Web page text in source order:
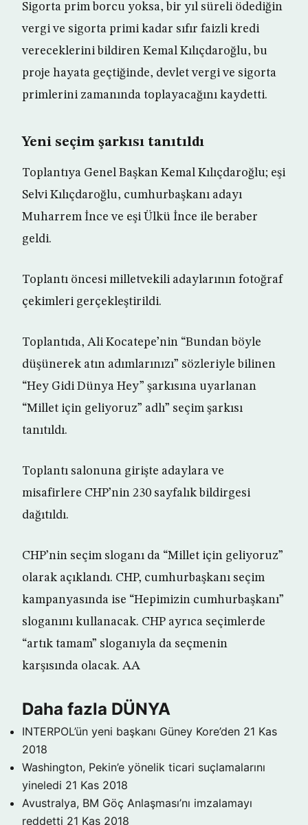
Sigorta prim borcu yoksa, bir yıl süreli ödediğin
vergi ve sigorta primi kadar sıfır faizli kredi
vereceklerini bildiren Kemal Kılıçdaroğlu, bu
proje hayata geçtiğinde, devlet vergi ve sigorta
primlerini zamanında toplayacağını kaydetti.
Yeni seçim şarkısı tanıtıldı
Toplantıya Genel Başkan Kemal Kılıçdaroğlu; eşi
Selvi Kılıçdaroğlu, cumhurbaşkanı adayı
Muharrem İnce ve eşi Ülkü İnce ile beraber
geldi.
Toplantı öncesi milletvekili adaylarının fotoğraf
çekimleri gerçekleştirildi.
Toplantıda, Ali Kocatepe’nin “Bundan böyle
düşünerek atın adımlarınızı” sözleriyle bilinen
“Hey Gidi Dünya Hey” şarkısına uyarlanan
“Millet için geliyoruz” adlı” seçim şarkısı
tanıtıldı.
Toplantı salonuna girişte adaylara ve
misafirlere CHP’nin 230 sayfalık bildirgesi
dağıtıldı.
CHP’nin seçim sloganı da “Millet için geliyoruz”
olarak açıklandı. CHP, cumhurbaşkanı seçim
kampanyasında ise “Hepimizin cumhurbaşkanı”
sloganını kullanacak. CHP ayrıca seçimlerde
“artık tamam” sloganıyla da seçmenin
karşısında olacak. AA
Daha fazla DÜNYA
INTERPOL’ün yeni başkanı Güney Kore’den 21 Kas
2018
Washington, Pekin’e yönelik ticari suçlamalarını
yineledi 21 Kas 2018
Avustralya, BM Göç Anlaşması’nı imzalamayı
reddetti 21 Kas 2018